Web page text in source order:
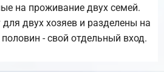
на проживание двух семей.
двух хозяев и разделены на
- свой отдельный вход.